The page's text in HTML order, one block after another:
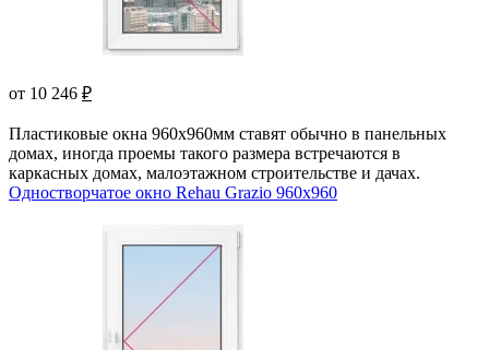
от 10 246 ₽
Пластиковые окна 960х960мм ставят обычно в панельных
домах, иногда проемы такого размера встречаются в
каркасных домах, малоэтажном строительстве и дачах.
Одностворчатое окно Rehau Grazio 960x960